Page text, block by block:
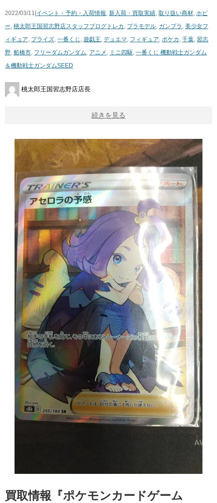
2022/03/11| イベント・予約・入荷情報, 新入荷・買取実績, 取り扱い商材, ホビ
ー, 桃太郎王国習志野店スタッフブログ トレカ , プラモデル, ガンプラ , 美少女フ
ィギュア, プライズ, 一番くじ , 遊戯王, デュエマ, フィギュア, ポケカ , 千葉, 習志
野, 船橋市, フリーダムガンダム, アニメ , ミニ四駆, 一番くじ ​機動戦士ガンダム
＆機動戦士ガンダムSEED
桃太郎王国習志野店店長
続きを見る
買取情報『ポケモンカードゲーム